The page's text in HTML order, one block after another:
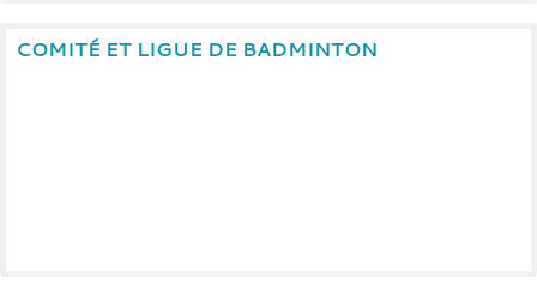
COMITÉ ET LIGUE DE BADMINTON